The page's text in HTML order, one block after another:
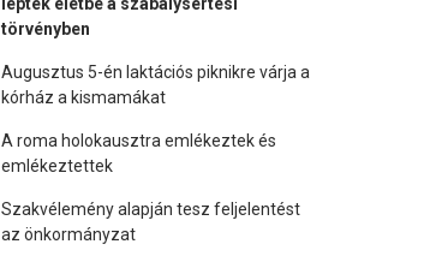
törvényben
Augusztus 5-én laktációs piknikre várja a
kórház a kismamákat
A roma holokausztra emlékeztek és
emlékeztettek
Szakvélemény alapján tesz feljelentést
az önkormányzat